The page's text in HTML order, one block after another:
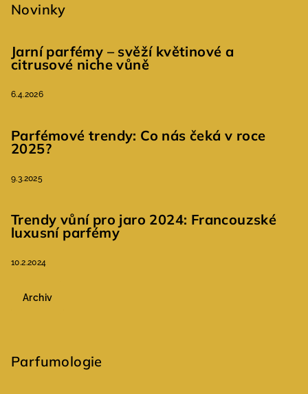
Novinky
Jarní parfémy – svěží květinové a
citrusové niche vůně
6.4.2026
Parfémové trendy: Co nás čeká v roce
2025?
9.3.2025
Trendy vůní pro jaro 2024: Francouzské
luxusní parfémy
10.2.2024
Archiv
Parfumologie